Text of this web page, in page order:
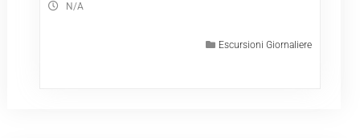
N/A
Escursioni Giornaliere